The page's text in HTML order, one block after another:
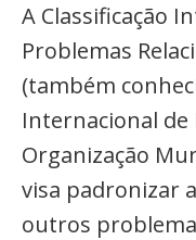
A Classificação
Problemas
(também
Internacional de
Organização
visa padronizar
outros